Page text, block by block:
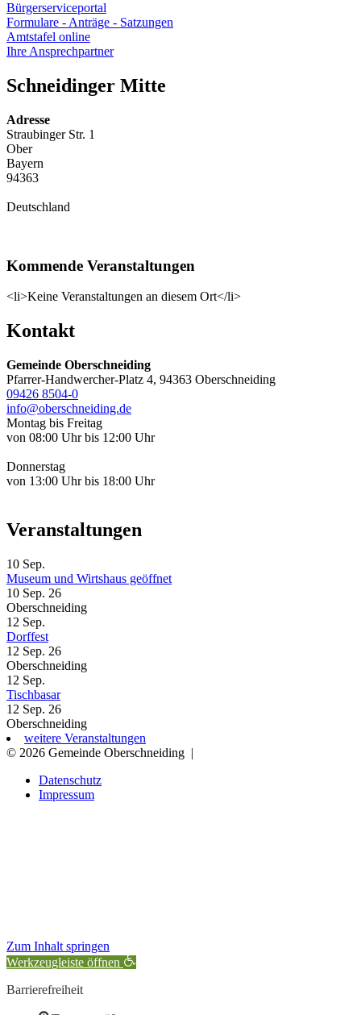
Bürgerserviceportal
Formulare - Anträge - Satzungen
Amtstafel online
Ihre Ansprechpartner
Schneidinger Mitte
Adresse
Straubinger Str. 1
Ober
Bayern
94363
Deutschland
Kommende Veranstaltungen
<li>Keine Veranstaltungen an diesem Ort</li>
Kontakt
Gemeinde Oberschneiding
Pfarrer-Handwercher-Platz 4, 94363 Oberschneiding
09426 8504-0
info@oberschneiding.de
Montag bis Freitag
von 08:00 Uhr bis 12:00 Uhr
Donnerstag
von 13:00 Uhr bis 18:00 Uhr
Veranstaltungen
10 Sep.
Museum und Wirtshaus geöffnet
10 Sep. 26
Oberschneiding
12 Sep.
Dorffest
12 Sep. 26
Oberschneiding
12 Sep.
Tischbasar
12 Sep. 26
Oberschneiding
weitere Veranstaltungen
© 2026 Gemeinde Oberschneiding |
Datenschutz
Impressum
Zum Inhalt springen
Werkzeugleiste öffnen
Barrierefreiheit